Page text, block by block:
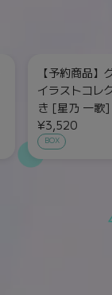
【予約商品
イラストコレ
き [星乃 一歌]
¥3,520
BOX